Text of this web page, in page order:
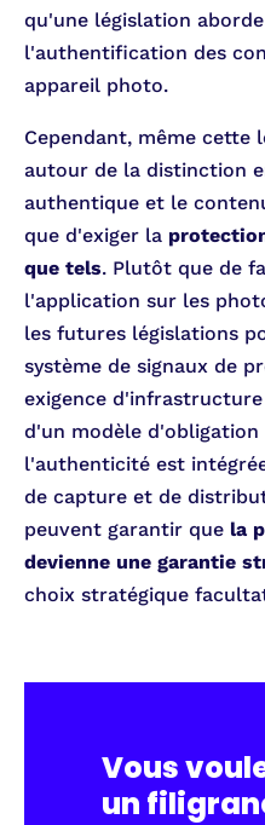
qu'une législation
l'authentification des
appareil photo.
Cependant, même cette
autour de la distinction
authentique et le
que d'exiger la
que tels. Plutôt que de
l'application sur les
les futures législations
système de signaux de
exigence
d'un modèle
l'authenticité est
de capture et de
peuvent garantir que la
devienne une garantie
choix stratégique
Vous
un